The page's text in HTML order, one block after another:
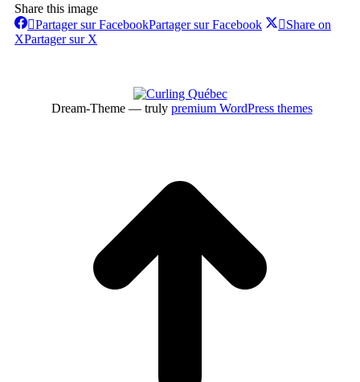
Share this image
Partager sur FacebookPartager sur Facebook
Share on
XPartager sur X
Dream-Theme — truly premium WordPress themes